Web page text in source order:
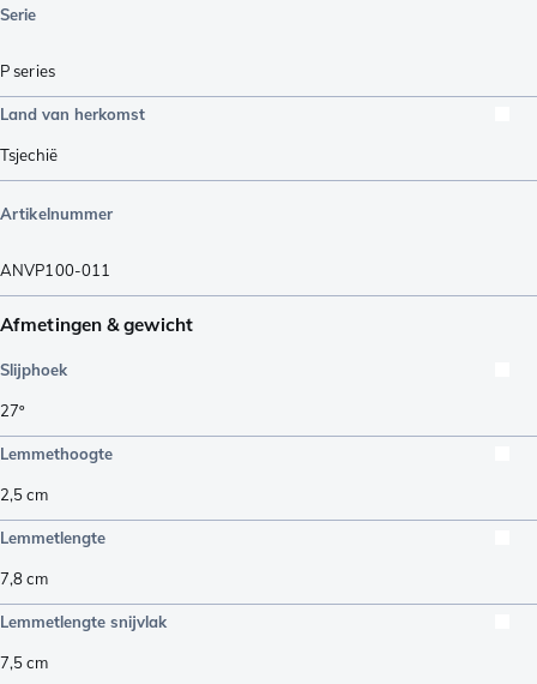
Serie
P series
Land van herkomst
Tsjechië
Artikelnummer
ANVP100-011
Afmetingen & gewicht
Slijphoek
27º
Lemmethoogte
2,5cm
Lemmetlengte
7,8cm
Lemmetlengte snijvlak
7,5cm